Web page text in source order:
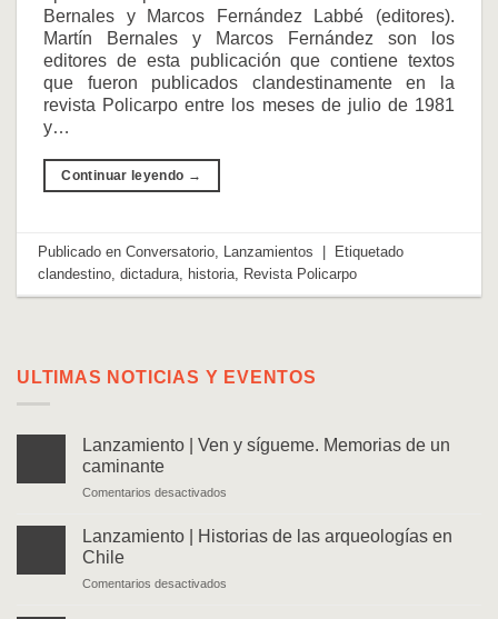
ULTIMAS NOTICIAS Y EVENTOS
Lanzamiento | Ven y sígueme. Memorias de un
caminante
Comentarios desactivados
|
Lanzamiento | Historias de las arqueologías en
Chile
Comentarios desactivados
Bernales y Marcos Fernández Labbé (editores).
Martín Bernales y Marcos Fernández son los
editores de esta publicación que contiene textos
que fueron publicados clandestinamente en la
revista Policarpo entre los meses de julio de 1981
y…
Continuar leyendo →
Publicado enConversatorio Lanzamientos
Etiquetado
clandestino ,dictadura historia Revista Policarpo